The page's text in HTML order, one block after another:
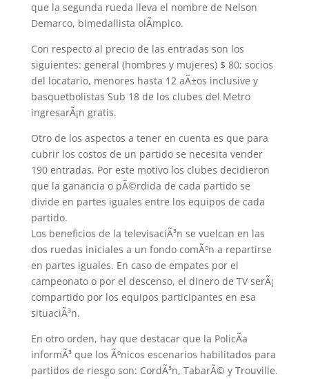
que la segunda rueda lleva el nombre de Nelson
Demarco, bimedallista olÃ­mpico.
Con respecto al precio de las entradas son los
siguientes: general (hombres y mujeres) $ 80; socios
del locatario, menores hasta 12 aÃ±os inclusive y
basquetbolistas Sub 18 de los clubes del Metro
ingresarÃ¡n gratis.
Otro de los aspectos a tener en cuenta es que para
cubrir los costos de un partido se necesita vender
190 entradas. Por este motivo los clubes decidieron
que la ganancia o pÃ©rdida de cada partido se
divide en partes iguales entre los equipos de cada
partido.
Los beneficios de la televisaciÃ³n se vuelcan en las
dos ruedas iniciales a un fondo comÃºn a repartirse
en partes iguales. En caso de empates por el
campeonato o por el descenso, el dinero de TV serÃ¡
compartido por los equipos participantes en esa
situaciÃ³n.
En otro orden, hay que destacar que la PolicÃ­a
informÃ³ que los Ãºnicos escenarios habilitados para
partidos de riesgo son: CordÃ³n, TabarÃ© y Trouville.